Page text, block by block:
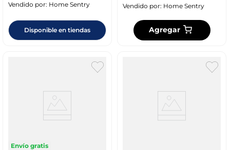
Vendido por: Home Sentry
Disponible en tiendas
Vendido por: Home Sentry
Agregar
Envío gratis